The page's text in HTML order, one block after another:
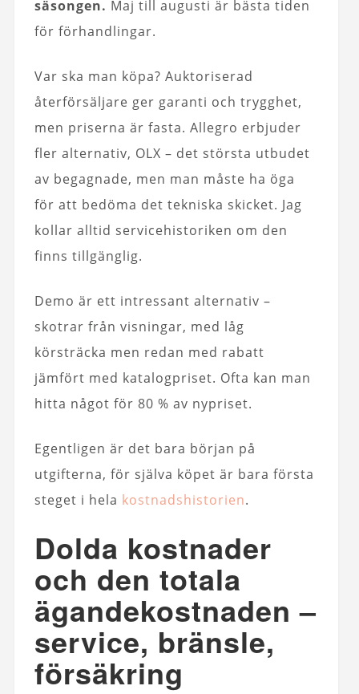
säsongen. Maj till augusti är bästa tiden
för förhandlingar.
Var ska man köpa? Auktoriserad
återförsäljare ger garanti och trygghet,
men priserna är fasta. Allegro erbjuder
fler alternativ, OLX – det största utbudet
av begagnade, men man måste ha öga
för att bedöma det tekniska skicket. Jag
kollar alltid servicehistoriken om den
finns tillgänglig.
Demo är ett intressant alternativ –
skotrar från visningar, med låg
körsträcka men redan med rabatt
jämfört med katalogpriset. Ofta kan man
hitta något för 80 % av nypriset.
Egentligen är det bara början på
utgifterna, för själva köpet är bara första
steget i hela kostnadshistorien.
Dolda kostnader
och den totala
ägandekostnaden –
service, bränsle,
försäkring